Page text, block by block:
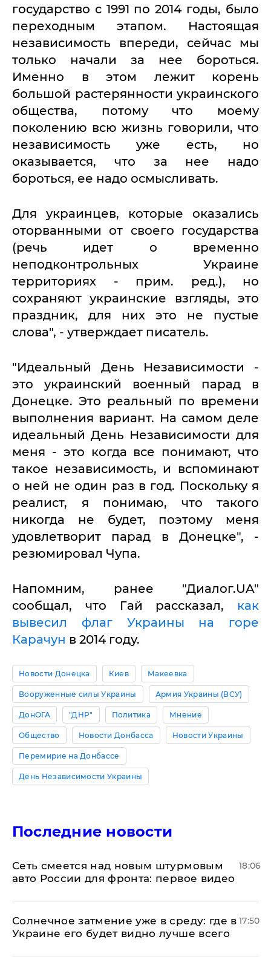
государство с 1991 по 2014 годы, было
переходным этапом. Настоящая
независимость впереди, сейчас мы
только начали за нее бороться.
Именно в этом лежит корень
большой растерянности украинского
общества, потому что моему
поколению всю жизнь говорили, что
независимость уже есть, но
оказывается, что за нее надо
бороться, ее надо осмысливать.
Для украинцев, которые оказались
оторванными от своего государства
(речь идет о временно
неподконтрольных Украине
территориях - прим. ред.), но
сохраняют украинские взгляды, это
праздник, для них это не пустые
слова", - утверждает писатель.
"Идеальный День Независимости -
это украинский военный парад в
Донецке. Это реальный по времени
выполнения вариант. На самом деле
идеальный День Независимости для
меня - это когда все понимают, что
такое независимость, и вспоминают
о ней не один раз в год. Поскольку я
реалист, я понимаю, что такого
никогда не будет, поэтому меня
удовлетворит парад в Донецке", -
резюмировал Чупа.
Напомним, ранее "Диалог.UA"
сообщал, что Гай рассказал, как
вывесил флаг Украины на горе
Карачун в 2014 году.
Новости Донецка Киев Макеевка
Вооруженные силы Украины Армия Украины (ВСУ)
ДонОГА "ДНР" Политика Мнение
Общество Новости Донбасса Новости Украины
Перемирие на Донбассе
День Независимости Украины
Последние новости
Сеть смеется над новым штурмовым
авто России для фронта: первое видео
18:06
​Солнечное затмение уже в среду: где в
Украине его будет видно лучше всего
17:50